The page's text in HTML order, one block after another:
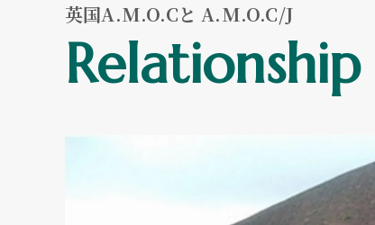
英国A.M.O.Cと A.M.O.C/J
Relationship